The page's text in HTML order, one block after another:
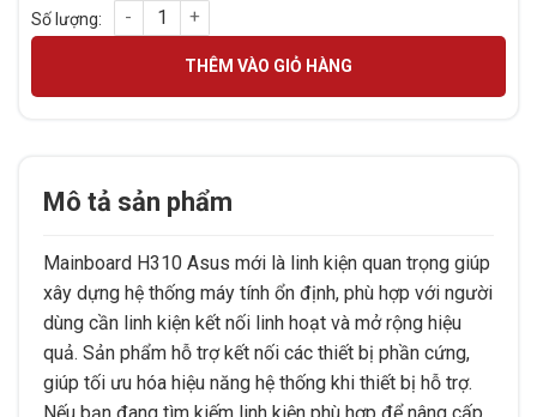
Mainboard H310 Asus mới số lượng
THÊM VÀO GIỎ HÀNG
Mô tả sản phẩm
Mainboard H310 Asus mới là linh kiện quan trọng giúp
xây dựng hệ thống máy tính ổn định, phù hợp với người
dùng cần linh kiện kết nối linh hoạt và mở rộng hiệu
quả. Sản phẩm hỗ trợ kết nối các thiết bị phần cứng,
giúp tối ưu hóa hiệu năng hệ thống khi thiết bị hỗ trợ.